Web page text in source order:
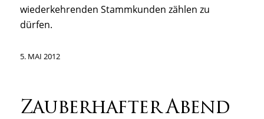
wiederkehrenden Stammkunden zählen zu
dürfen.
5. MAI 2012
Zauberhafter Abend